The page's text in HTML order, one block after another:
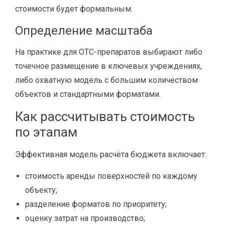
стоимости будет формальным.
Определение масштаба
На практике для OTC-препаратов выбирают либо
точечное размещение в ключевых учреждениях,
либо охватную модель с большим количеством
объектов и стандартными форматами.
Как рассчитывать стоимость
по этапам
Эффективная модель расчёта бюджета включает:
стоимость аренды поверхностей по каждому
объекту;
разделение форматов по приоритету;
оценку затрат на производство;